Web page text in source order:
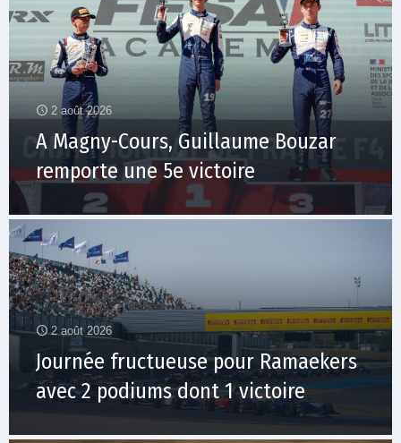
2 août 2026
A Magny-Cours, Guillaume Bouzar
remporte une 5e victoire
2 août 2026
Journée fructueuse pour Ramaekers
avec 2 podiums dont 1 victoire